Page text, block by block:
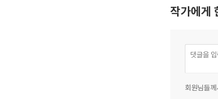
작가에게
회원님들